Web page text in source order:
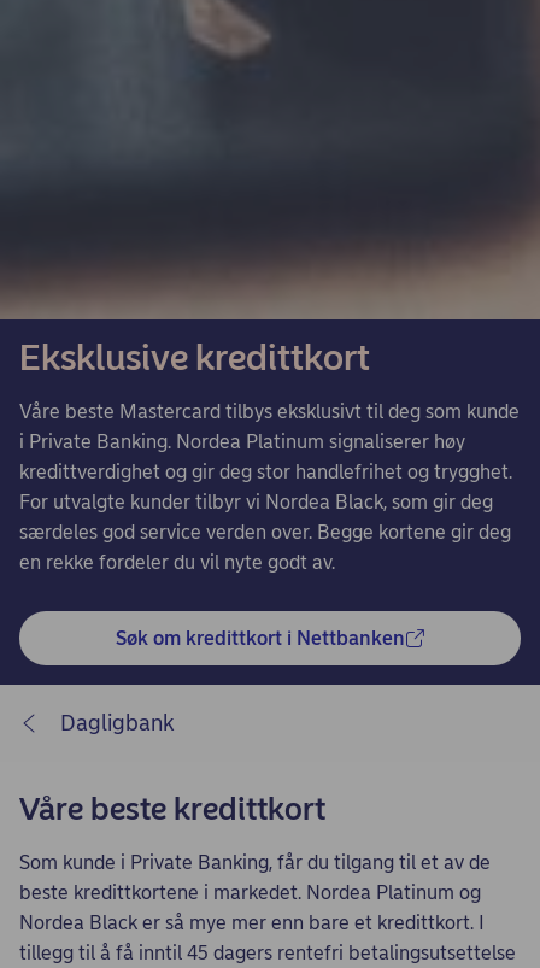
Eksklusive kredittkort
Våre beste Mastercard tilbys eksklusivt til deg som kunde
i Private Banking. Nordea Platinum signaliserer høy
kredittverdighet og gir deg stor handlefrihet og trygghet.
For utvalgte kunder tilbyr vi Nordea Black, som gir deg
særdeles god service verden over. Begge kortene gir deg
en rekke fordeler du vil nyte godt av.
Søk om kredittkort i Nettbanken
Dagligbank
Våre beste kredittkort
Som kunde i Private Banking, får du tilgang til et av de
beste kredittkortene i markedet. Nordea Platinum og
Nordea Black er så mye mer enn bare et kredittkort. I
tillegg til å få inntil 45 dagers rentefri betalingsutsettelse